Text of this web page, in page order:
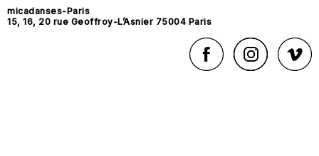
micadanses-Paris
15, 16, 20 rue Geoffroy-L’Asnier 75004 Paris